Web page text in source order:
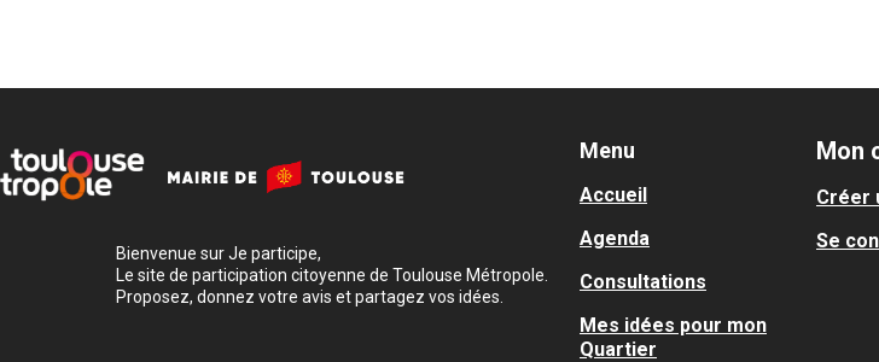
Bienvenue sur Je participe,
Le site de participation citoyenne de Toulouse Métropole.
Proposez, donnez votre avis et partagez vos idées.
Menu
Accueil
Agenda
Consultations
Mes idées pour mon
Quartier
Mon
Créer
Se